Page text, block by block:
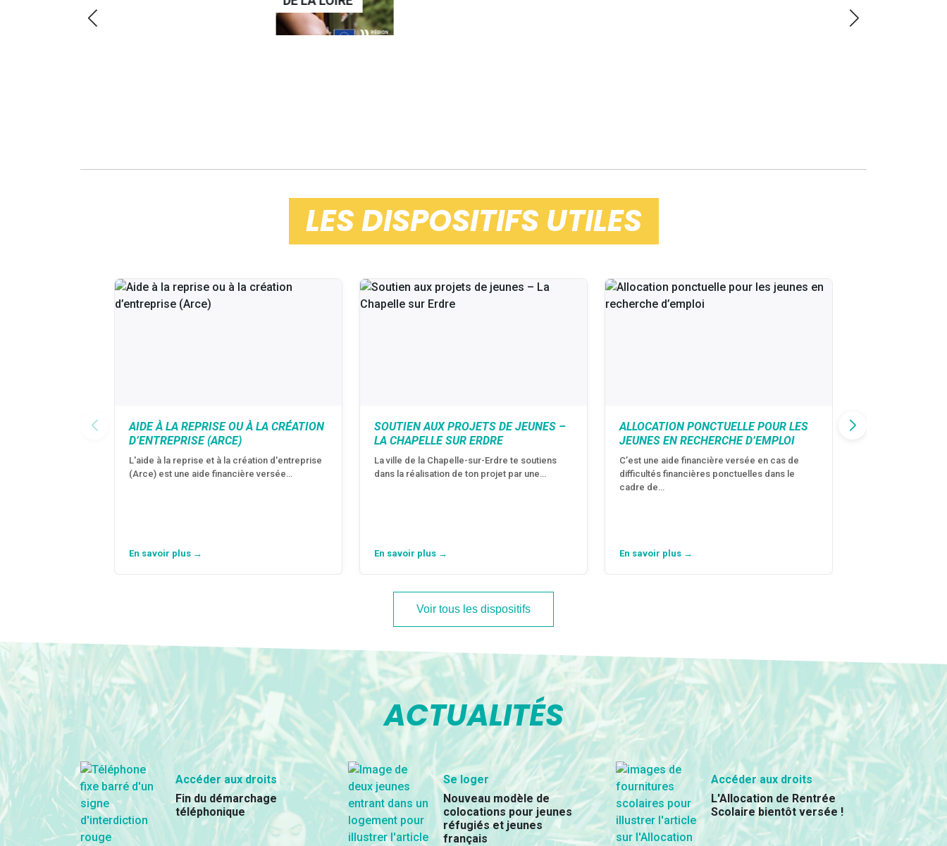
LES DISPOSITIFS UTILES
AIDE À LA REPRISE OU À LA CRÉATION
D’ENTREPRISE (ARCE)
L'aide à la reprise et à la création d'entreprise
(Arce) est une aide financière versée…
En savoir plus →
SOUTIEN AUX PROJETS DE JEUNES –
LA CHAPELLE SUR ERDRE
La ville de la Chapelle-sur-Erdre te soutiens
dans la réalisation de ton projet par une…
En savoir plus →
ALLOCATION PONCTUELLE POUR LES
JEUNES EN RECHERCHE D’EMPLOI
C’est une aide financière versée en cas de
difficultés financières ponctuelles dans le
cadre de…
En savoir plus →
Voir tous les dispositifs
ACTUALITÉS
Accéder aux droits
Fin du démarchage
téléphonique
Se loger
Nouveau modèle de
colocations pour jeunes
réfugiés et jeunes
français
Accéder aux droits
L'Allocation de Rentrée
Scolaire bientôt versée !